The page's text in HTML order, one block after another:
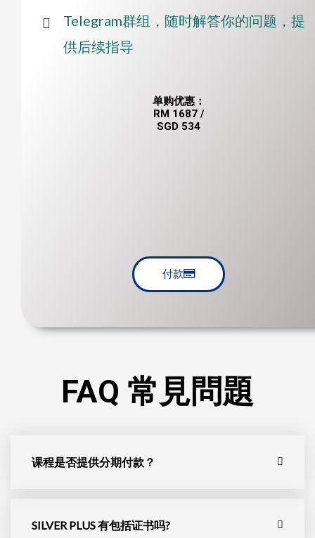
Telegram群组，随时解答你的问题，提
供后续指导
单购优惠：
RM 1687 /
SGD 534
付款
FAQ 常見問題
课程是否提供分期付款？
SILVER PLUS 有包括证书吗?